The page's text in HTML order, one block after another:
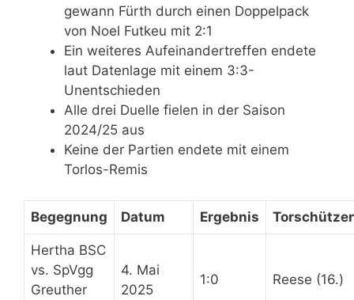
gewann Fürth durch einen Doppelpack
von Noel Futkeu mit 2:1
Ein weiteres Aufeinandertreffen endete
laut Datenlage mit einem 3:3-
Unentschieden
Alle drei Duelle fielen in der Saison
2024/25 aus
Keine der Partien endete mit einem
Torlos-Remis
Begegnung Datum Ergebnis
Hertha BSC
vs. SpVgg
Greuther
4. Mai
2025
1:0 Reese (16.)